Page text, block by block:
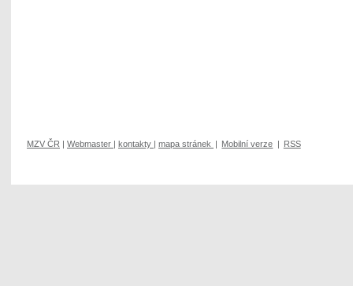
MZV ČR | Webmaster | kontakty | mapa stránek | Mobilní verze | RSS